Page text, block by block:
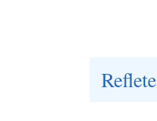
Reflete